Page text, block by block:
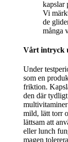
Vi
de
många
Vårt intryck
Under
som en
friktion.
den där
mild, lätt torr
lättsam att
eller lunch
magen